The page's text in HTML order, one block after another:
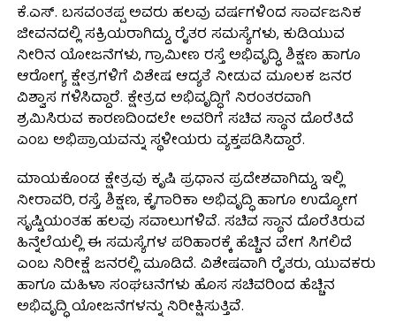
ಕೆ.ಎಸ್. ಬಸವಂತಪ್ಪ ಅವರು ಹಲವು ವರ್ಷಗಳಿಂದ ಸಾರ್ವಜನಿಕ
ಜೀವನದಲ್ಲಿ ಸಕ್ರಿಯರಾಗಿದ್ದು, ರೈತರ ಸಮಸ್ಯೆಗಳು, ಕುಡಿಯುವ
ನೀರಿನ ಯೋಜನೆಗಳು, ಗ್ರಾಮೀಣ ರಸ್ತೆ ಅಭಿವೃದ್ಧಿ, ಶಿಕ್ಷಣ ಹಾಗೂ
ಆರೋಗ್ಯ ಕ್ಷೇತ್ರಗಳಿಗೆ ವಿಶೇಷ ಆದ್ಯತೆ ನೀಡುವ ಮೂಲಕ ಜನರ
ವಿಶ್ವಾಸ ಗಳಿಸಿದ್ದಾರೆ. ಕ್ಷೇತ್ರದ ಅಭಿವೃದ್ಧಿಗೆ ನಿರಂತರವಾಗಿ
ಶ್ರಮಿಸಿರುವ ಕಾರಣದಿಂದಲೇ ಅವರಿಗೆ ಸಚಿವ ಸ್ಥಾನ ದೊರೆತಿದೆ
ಎಂಬ ಅಭಿಪ್ರಾಯವನ್ನು ಸ್ಥಳೀಯರು ವ್ಯಕ್ತಪಡಿಸಿದ್ದಾರೆ.
ಮಾಯಕೊಂಡ ಕ್ಷೇತ್ರವು ಕೃಷಿ ಪ್ರಧಾನ ಪ್ರದೇಶವಾಗಿದ್ದು, ಇಲ್ಲಿ
ನೀರಾವರಿ, ರಸ್ತೆ, ಶಿಕ್ಷಣ, ಕೈಗಾರಿಕಾ ಅಭಿವೃದ್ಧಿ ಹಾಗೂ ಉದ್ಯೋಗ
ಸೃಷ್ಟಿಯಂತಹ ಹಲವು ಸವಾಲುಗಳಿವೆ. ಸಚಿವ ಸ್ಥಾನ ದೊರೆತಿರುವ
ಹಿನ್ನೆಲೆಯಲ್ಲಿ ಈ ಸಮಸ್ಯೆಗಳ ಪರಿಹಾರಕ್ಕೆ ಹೆಚ್ಚಿನ ವೇಗ ಸಿಗಲಿದೆ
ಎಂಬ ನಿರೀಕ್ಷೆ ಜನರಲ್ಲಿ ಮೂಡಿದೆ. ವಿಶೇಷವಾಗಿ ರೈತರು, ಯುವಕರು
ಹಾಗೂ ಮಹಿಳಾ ಸಂಘಟನೆಗಳು ಹೊಸ ಸಚಿವರಿಂದ ಹೆಚ್ಚಿನ
ಅಭಿವೃದ್ಧಿ ಯೋಜನೆಗಳನ್ನು ನಿರೀಕ್ಷಿಸುತ್ತಿವೆ.